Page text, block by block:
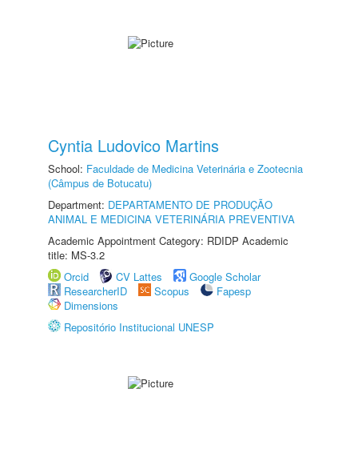
Cyntia Ludovico Martins
School: Faculdade de Medicina Veterinária e Zootecnia
(Câmpus de Botucatu)
Department: DEPARTAMENTO DE PRODUÇÃO
ANIMAL E MEDICINA VETERINÁRIA PREVENTIVA
Academic Appointment Category: RDIDP Academic
title: MS-3.2
Orcid
CV Lattes
Google Scholar
ResearcherID
Scopus
Fapesp
Dimensions
Repositório Institucional UNESP